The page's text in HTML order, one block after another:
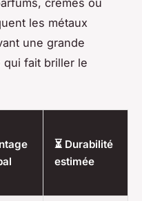
les métaux
une grande
qui fait briller le
⏳ Durabilité
estimée